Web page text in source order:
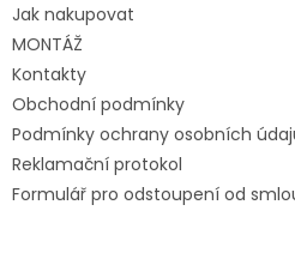
Jak nakupovat
MONTÁŽ
Kontakty
Obchodní podmínky
Podmínky ochrany osobních
Reklamační protokol
Formulář pro odstoupení od